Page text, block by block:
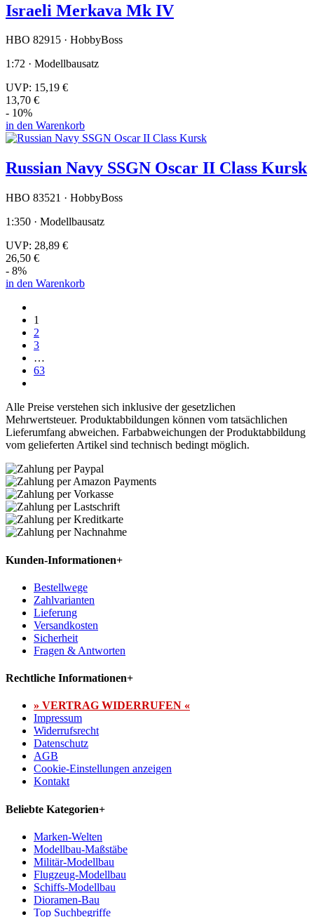
Israeli Merkava Mk IV
HBO 82915 · HobbyBoss
1:72 · Modellbausatz
UVP: 15,19 €
13,70 €
- 10%
in den Warenkorb
Russian Navy SSGN Oscar II Class Kursk
HBO 83521 · HobbyBoss
1:350 · Modellbausatz
UVP: 28,89 €
26,50 €
- 8%
in den Warenkorb
1
2
3
…
63
Alle Preise verstehen sich inklusive der gesetzlichen
Mehrwertsteuer. Produktabbildungen können vom tatsächlichen
Lieferumfang abweichen. Farbabweichungen der Produktabbildung
vom gelieferten Artikel sind technisch bedingt möglich.
Kunden-Informationen+
Bestellwege
Zahlvarianten
Lieferung
Versandkosten
Sicherheit
Fragen & Antworten
Rechtliche Informationen+
» VERTRAG WIDERRUFEN «
Impressum
Widerrufsrecht
Datenschutz
AGB
Cookie-Einstellungen anzeigen
Kontakt
Beliebte Kategorien+
Marken-Welten
Modellbau-Maßstäbe
Militär-Modellbau
Flugzeug-Modellbau
Schiffs-Modellbau
Dioramen-Bau
Top Suchbegriffe